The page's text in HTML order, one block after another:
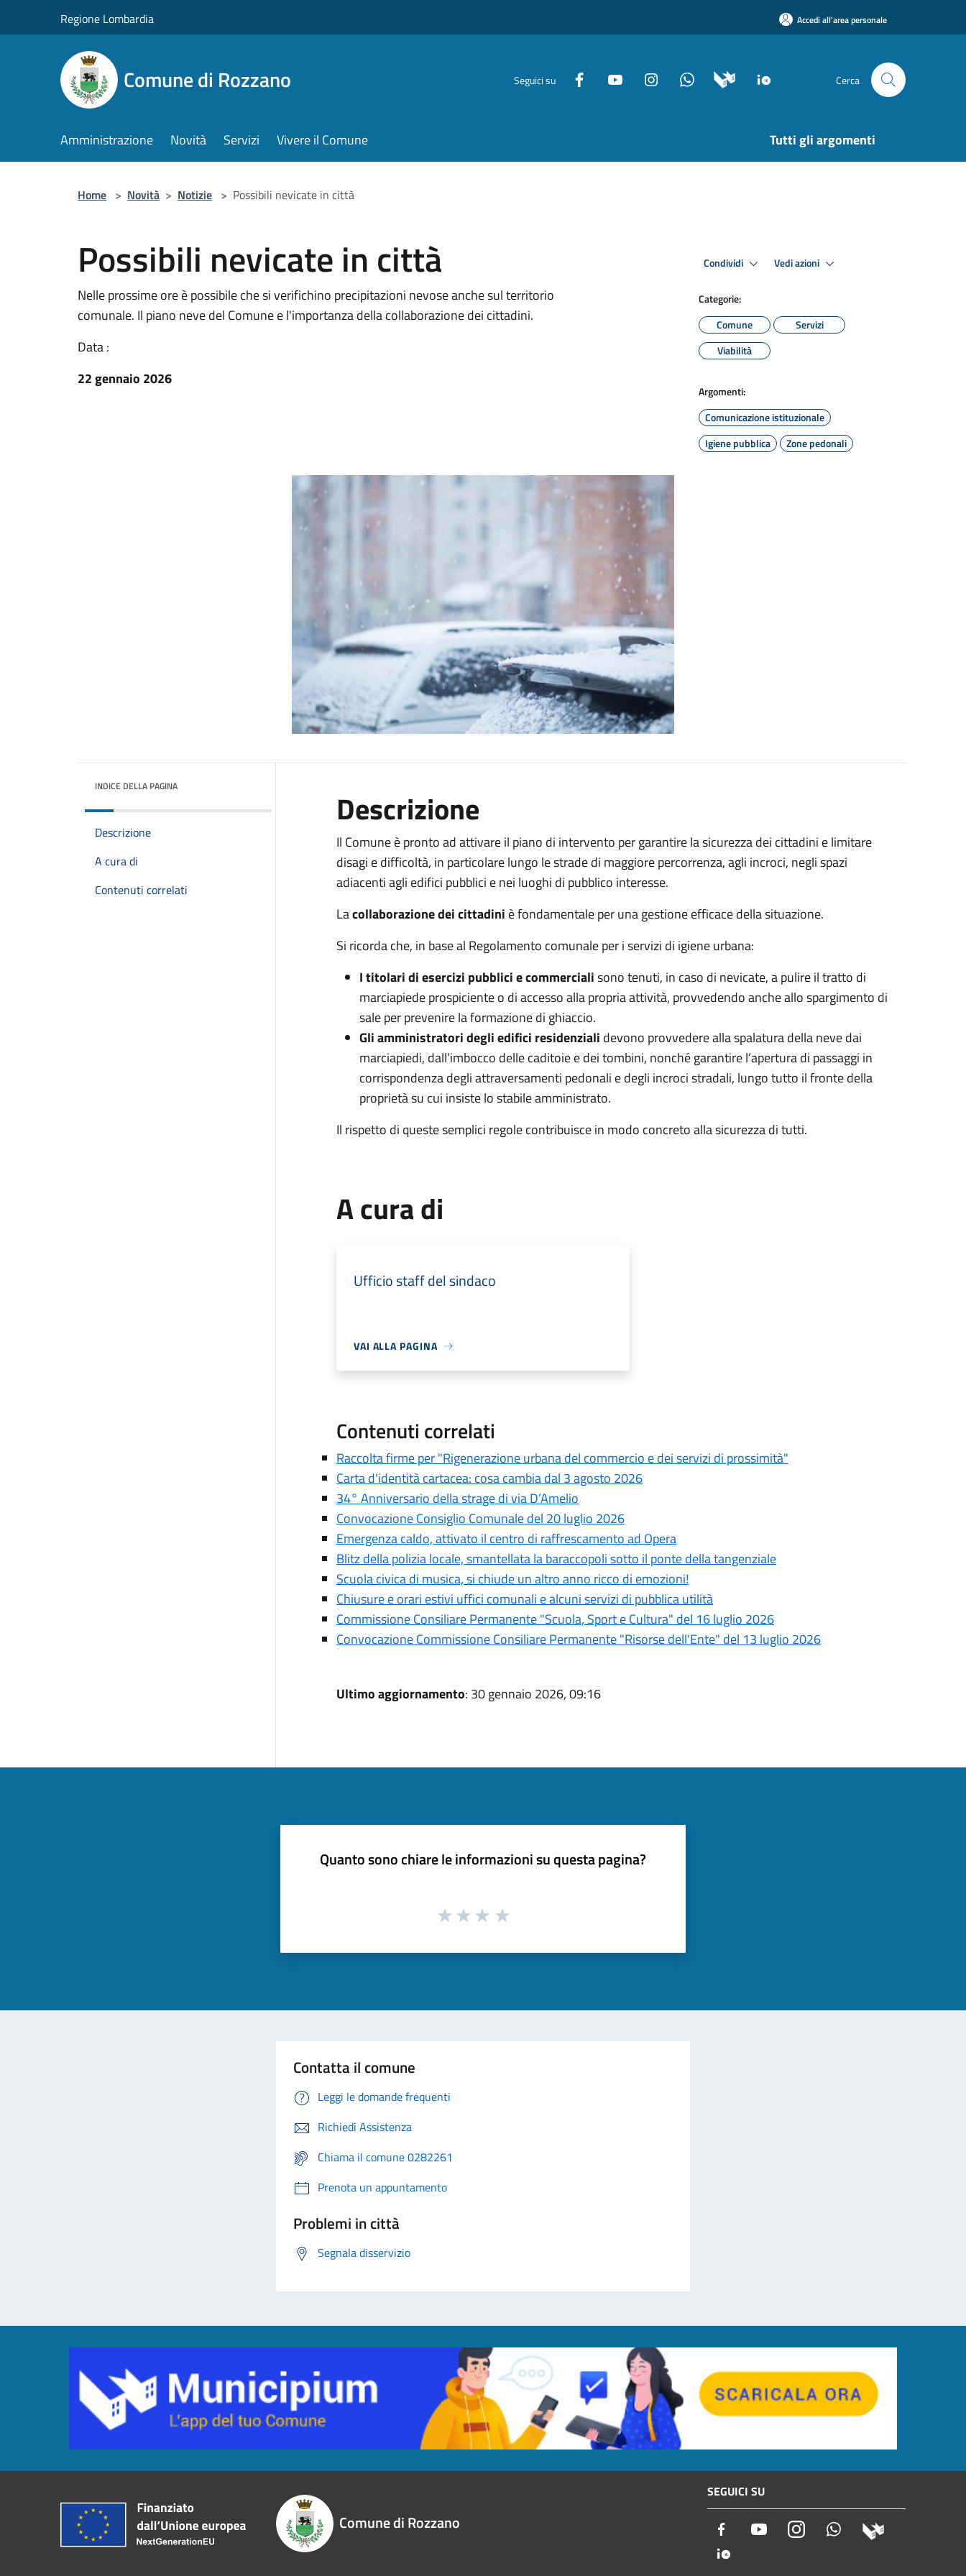
Regione Lombardia Accedi all'area personale
Comune di Rozzano Seguici su Cerca
Amministrazione Novità Servizi Vivere il Comune Tutti gli argomenti
Home > Novità > Notizie > Possibili nevicate in città
Possibili nevicate in città
Nelle prossime ore è possibile che si verifichino precipitazioni nevose anche sul territorio
comunale. Il piano neve del Comune e l'importanza della collaborazione dei cittadini.
Data :
22 gennaio 2026
Condividi Vedi azioni
Categorie:
Comune
Servizi
Viabilità
Argomenti:
Comunicazione istituzionale
Igiene pubblica
Zone pedonali
INDICE DELLA PAGINA
Descrizione
A cura di
Contenuti correlati
Descrizione
Il Comune è pronto ad attivare il piano di intervento per garantire la sicurezza dei cittadini e limitare
disagi e difficoltà, in particolare lungo le strade di maggiore percorrenza, agli incroci, negli spazi
adiacenti agli edifici pubblici e nei luoghi di pubblico interesse.
Lacollaborazione dei cittadini è fondamentale per una gestione efficace della situazione.
Si ricorda che, in base al Regolamento comunale per i servizi di igiene urbana:
I titolari di esercizi pubblici e commercialisono tenuti, in caso di nevicate, a pulire il tratto di
marciapiede prospiciente o di accesso alla propria attività, provvedendo anche allo spargimento di
sale per prevenire la formazione di ghiaccio.
Gli amministratori degli edifici residenziali devono provvedere alla spalatura della neve dai
marciapiedi, dall’imbocco delle caditoie e dei tombini, nonché garantire l’apertura di passaggi in
corrispondenza degli attraversamenti pedonali e degli incroci stradali, lungo tutto il fronte della
proprietà su cui insiste lo stabile amministrato.
Il rispetto di queste semplici regole contribuisce in modo concreto alla sicurezza di tutti.
A cura di
Ufficio staff del sindaco
VAI ALLA PAGINA
Contenuti correlati
Raccolta firme per "Rigenerazione urbana del commercio e dei servizi di prossimità"
Carta d'identità cartacea: cosa cambia dal 3 agosto 2026
34° Anniversario della strage di via D’Amelio
Convocazione Consiglio Comunale del 20 luglio 2026
Emergenza caldo, attivato il centro di raffrescamento ad Opera
Blitz della polizia locale, smantellata la baraccopoli sotto il ponte della tangenziale
Scuola civica di musica, si chiude un altro anno ricco di emozioni!
Chiusure e orari estivi uffici comunali e alcuni servizi di pubblica utilità
Commissione Consiliare Permanente "Scuola, Sport e Cultura" del 16 luglio 2026
Convocazione Commissione Consiliare Permanente "Risorse dell'Ente" del 13 luglio 2026
Ultimo aggiornamento: 30 gennaio 2026, 09:16
Quanto sono chiare le informazioni su questa pagina?
Contatta il comune
Leggi le domande frequenti
Richiedi Assistenza
Chiama il comune 0282261
Prenota un appuntamento
Problemi in città
Segnala disservizio
Comune di Rozzano
SEGUICI SU
Facebook YoutubeInstagramWhatsapp